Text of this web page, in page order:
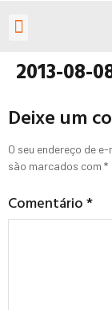
2013-08-
Deixe um
O seu endereço de
são marcados com *
Comentário*